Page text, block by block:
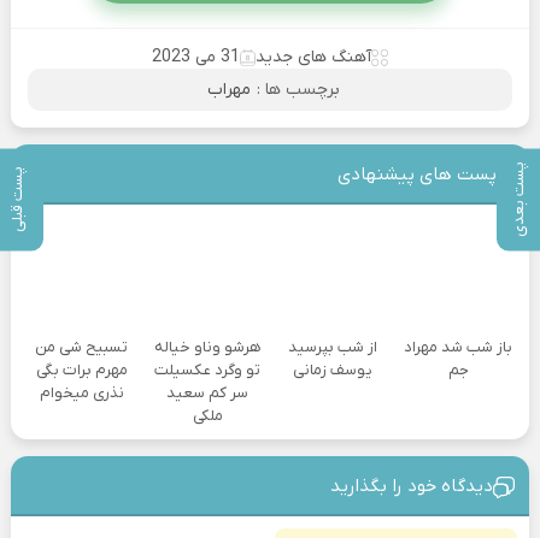
پست بعدی پست قبلی
آهنگ های جدید
31 می 2023
برچسب ها : مهراب
پست های پیشنهادی
باز شب شد مهراد
جم
از شب بپرسید
یوسف زمانی
هرشو وناو خیاله
تو وگرد عکسیلت
سر کم سعید
ملکی
تسبیح شی من
مهرم برات بگی
نذری میخوام
دیدگاه خود را بگذارید